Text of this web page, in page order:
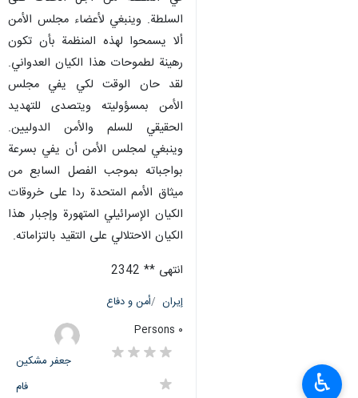
السلطة. وينبغي لأعضاء مجلس الأمن
ألا يسمحوا لهذه المنظمة بأن تكون
رهينة لطموحات هذا الكيان العدواني.
لقد حان الوقت لكي يفي مجلس
الأمن بمسؤوليته ويتصدى للتهديد
الحقيقي للسلم والأمن الدوليين.
وينبغي لمجلس الأمن أن يفي بسرعة
بواجباته بموجب الفصل السابع من
ميثاق الأمم المتحدة ردا على خروقات
الكيان الإسرائيلي المتهورة وإجبار هذا
الكيان الاحتلالي على التقيد بالتزاماته.
انتهى ** 2342
إيران
أمن و دفاع
٠ Persons
جعفر مشکین
فام
♿︎